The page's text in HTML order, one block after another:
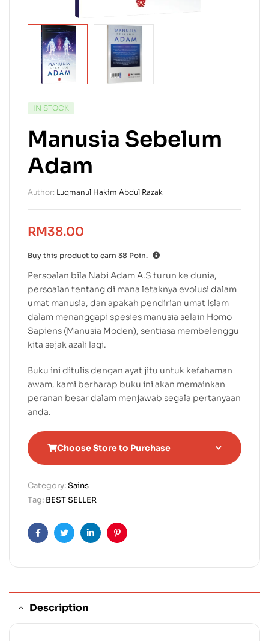
IN STOCK
Manusia Sebelum
Adam
Author: Luqmanul Hakim Abdul Razak
RM38.00
Buy this product to earn 38 Poin.
Persoalan bila Nabi Adam A.S turun ke dunia,
persoalan tentang di mana letaknya evolusi dalam
umat manusia, dan apakah pendirian umat Islam
dalam menanggapi spesies manusia selain Homo
Sapiens (Manusia Moden), sentiasa membelenggu
kita sejak azali lagi.
Buku ini ditulis dengan ayat jitu untuk kefahaman
awam, kami berharap buku ini akan memainkan
peranan besar dalam menjawab segala pertanyaan
anda.
Choose Store to Purchase
Category:Sains
Tag: BEST SELLER
FacebookTwitterLinkedinPinterest
Description